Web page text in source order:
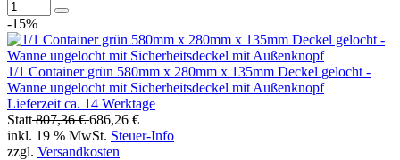
-15%
1/1 Container grün 580mm x 280mm x 135mm Deckel gelocht -
Wanne ungelocht mit Sicherheitsdeckel mit Außenknopf
Lieferzeit ca. 14 Werktage
Statt807,36 €686,26 €
inkl. 19 % MwSt. Steuer-Info
zzgl. Versandkosten